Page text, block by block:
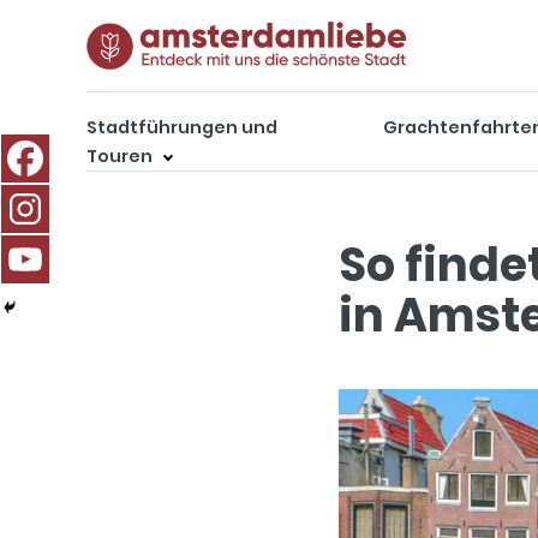
Stadtführungen und
Touren
So
in